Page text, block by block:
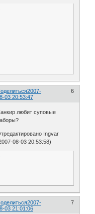
6
2007-
03 20:53:47
любит суповые
Ingvar
08-03 20:53:58)
7
2007-
03 21:01:06